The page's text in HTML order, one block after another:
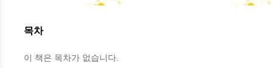
목차
이 책은 목차가 없습니다.